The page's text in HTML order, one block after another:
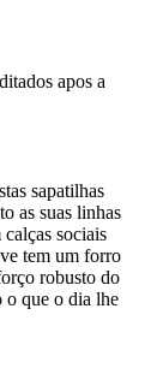
apos a
sapatilhas
as suas linhas
sociais
tem um forro
robusto do
o que o dia lhe